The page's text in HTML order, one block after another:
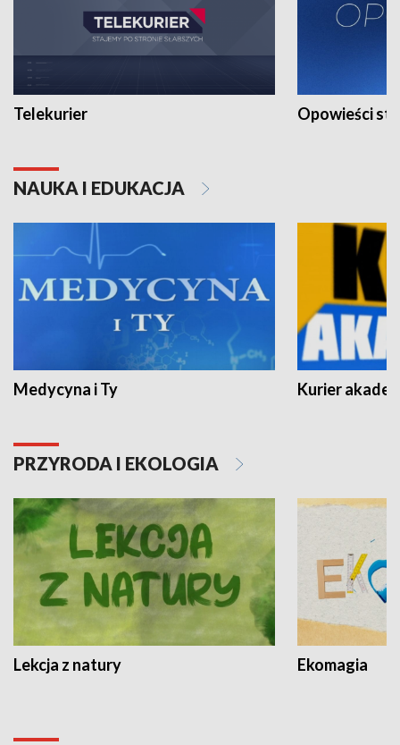
Telekurier Opowieści
NAUKA I EDUKACJA
Medycyna i Ty Kurier
PRZYRODA I EKOLOGIA
Lekcja z natury Ekomagia